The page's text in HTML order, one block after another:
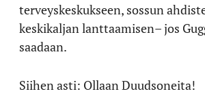
terveyskeskukseen, sossun
keskikaljan lanttaamisen– jos
saadaan.
Siihen asti: Ollaan Duudsoneita!